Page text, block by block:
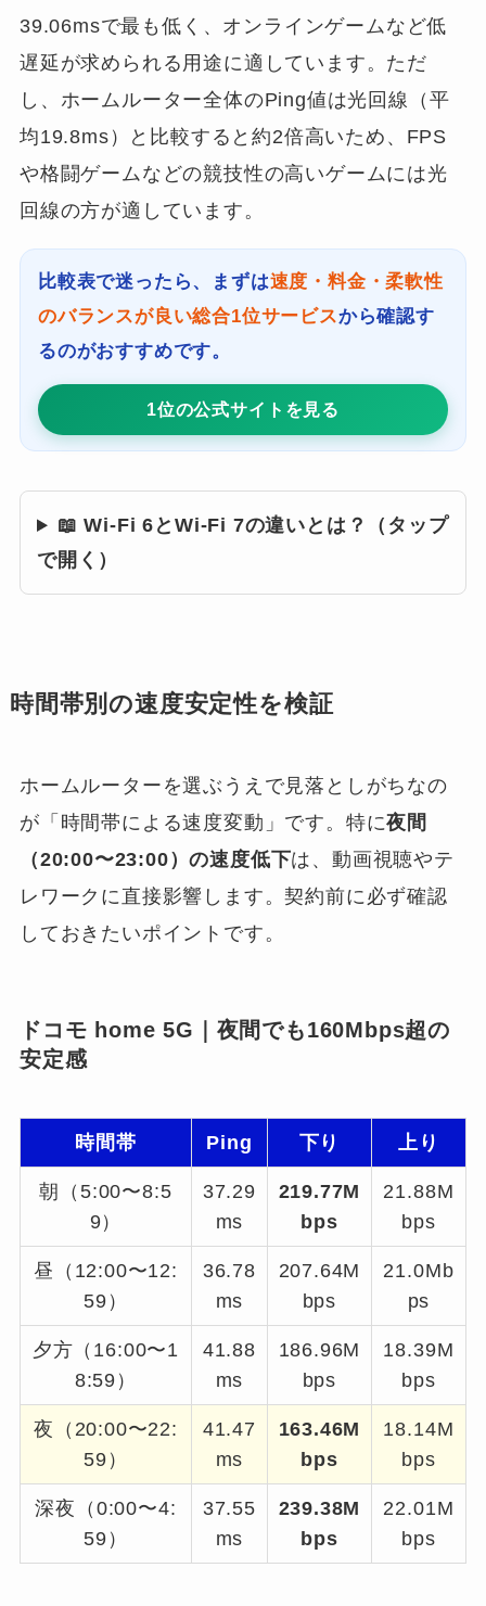
39.06msで最も低く、オンラインゲームなど低
遅延が求められる用途に適しています。ただ
し、ホームルーター全体のPing値は光回線（平
均19.8ms）と比較すると約2倍高いため、FPS
や格闘ゲームなどの競技性の高いゲームには光
回線の方が適しています。
比較表で迷ったら、まずは速度・料金・柔軟性
のバランスが良い総合1位サービスから確認す
るのがおすすめです。
1位の公式サイトを見る
📖 Wi-Fi 6とWi-Fi 7の違いとは？（タップ
で開く）
時間帯別の速度安定性を検証
ホームルーターを選ぶうえで見落としがちなの
が「時間帯による速度変動」です。特に夜間
（20:00〜23:00）の速度低下は、動画視聴やテ
レワークに直接影響します。契約前に必ず確認
しておきたいポイントです。
ドコモ home 5G｜夜間でも160Mbps超の
安定感
時間帯 Ping 下り 上り
朝（5:00〜8:5
9）
37.29
ms
219.77M
bps
21.88M
bps
昼（12:00〜12:
59）
36.78
ms
207.64M
bps
21.0Mb
ps
夕方（16:00〜1
8:59）
41.88
ms
186.96M
bps
18.39M
bps
夜（20:00〜22:
59）
41.47
ms
163.46M
bps
18.14M
bps
深夜（0:00〜4:
59）
37.55
ms
239.38M
bps
22.01M
bps